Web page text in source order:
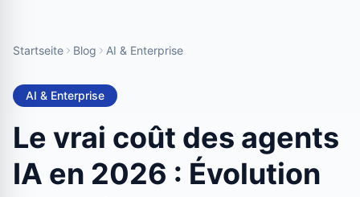
Startseite Blog AI & Enterprise
AI & Enterprise
Le vrai coût des agents
IA en 2026 : Évolution